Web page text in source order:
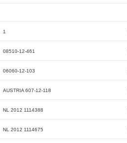
1
08510-12-461
06060-12-103
AUSTRIA 607-12-118
NL 2012 1114388
NL 2012 1114675